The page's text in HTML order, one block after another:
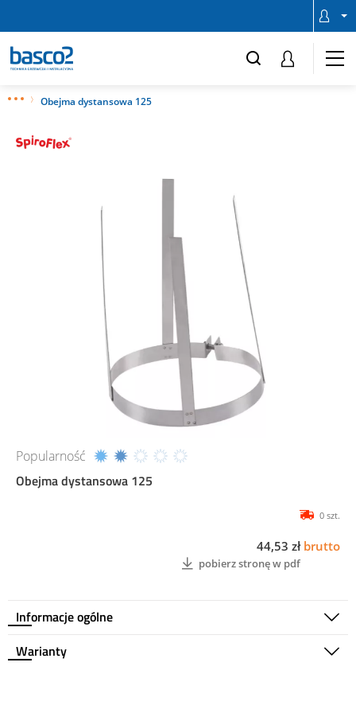
Obejma dystansowa 125
Popularność
Obejma dystansowa 125
Informacje ogólne
0 szt.
44,53 zł brutto
pobierz stronę w pdf
Warianty